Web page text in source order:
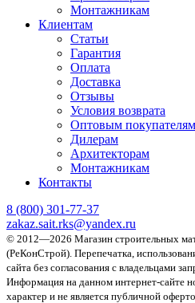
Монтажникам
Клиентам
Статьи
Гарантия
Оплата
Доставка
Отзывы
Условия возврата
Оптовым покупателям
Дилерам
Архитекторам
Монтажникам
Контакты
8 (800) 301-77-37
zakaz.sait.rks@yandex.ru
© 2012—2026 Магазин строительных
(РеКонСтрой). Перепечатка,
сайта без согласования с владельцами
Информация на данном интернет-сайте
характер и не является публичной